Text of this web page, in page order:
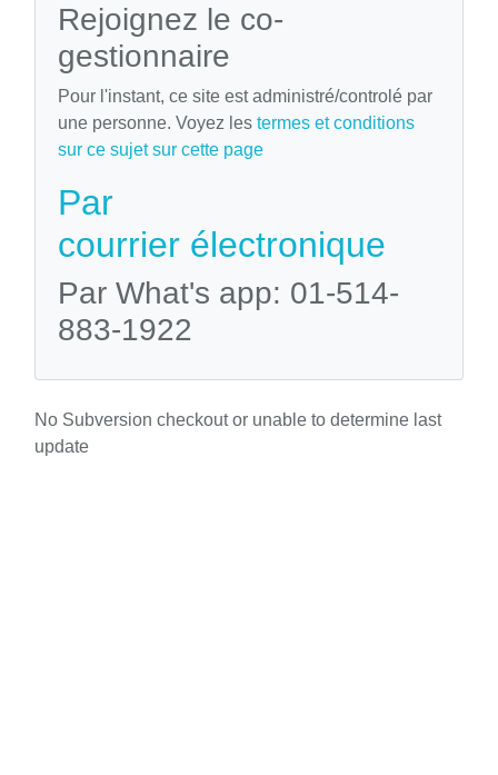
Rejoignez le co-
gestionnaire
Pour l'instant, ce site est administré/controlé par
une personne. Voyez les termes et conditions
sur ce sujet sur cette page
Par
courrier électronique
Par What's app: 01-514-
883-1922
No Subversion checkout or unable to determine last
update